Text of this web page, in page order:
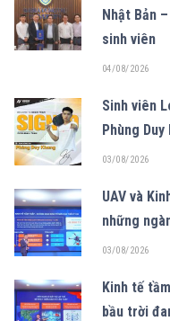
Nhật Bản
sinh viên
04/08/2026
Sinh viên
Phùng
03/08/2026
UAV và
những
03/08/2026
Kinh tế
bầu trời